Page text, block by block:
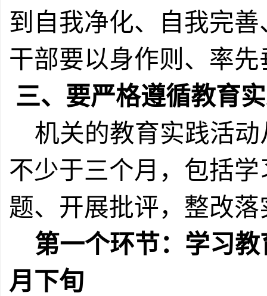
到自我净化、自我完
干部要以身作则、率
三、要严格遵循教育
机关的教育实践活动
不少于三个月，包括
题、开展批评，整改
第一个环节：学习
月下旬